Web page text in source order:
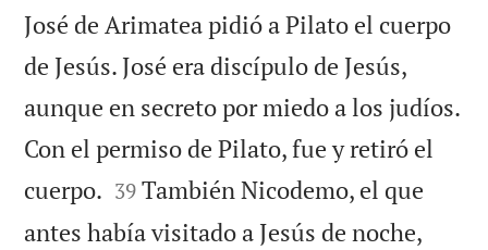
José de Arimatea pidió a Pilato el cuerpo
de Jesús. José era discípulo de Jesús,
aunque en secreto por miedo a los judíos.
Con el permiso de Pilato, fue y retiró el
cuerpo. 

39 También Nicodemo, el que
antes había visitado a Jesús de noche,